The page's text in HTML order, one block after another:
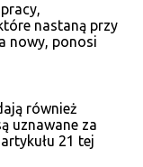
nastaną przy
nowy, ponosi
również
uznawane za
21 tej